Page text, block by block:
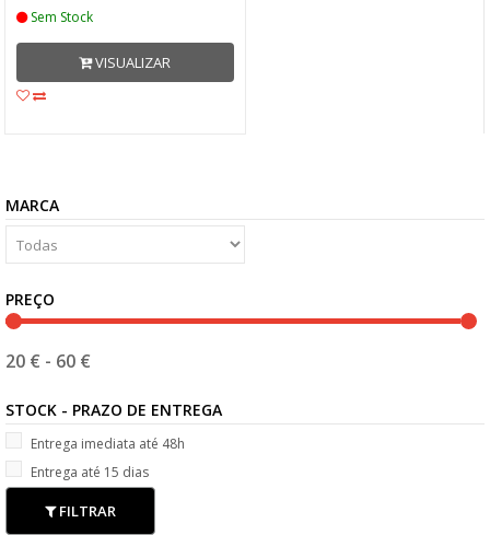
Sem Stock
VISUALIZAR
MARCA
PREÇO
20 € - 60 €
STOCK - PRAZO DE ENTREGA
Entrega imediata até 48h
Entrega até 15 dias
FILTRAR